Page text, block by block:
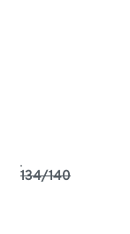
134/140